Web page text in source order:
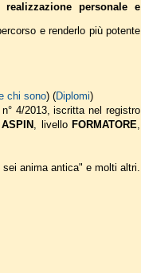
personale e
e renderlo più potente
chi sono) (Diplomi)
4/2013, iscritta nel registro
, livello FORMATORE,
anima antica" e molti altri.